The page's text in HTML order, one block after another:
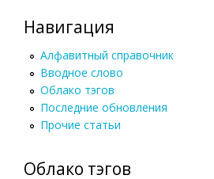
Навигация
Алфавитный справочник
Вводное слово
Облако тэгов
Последние обновления
Прочие статьи
Облако тэгов